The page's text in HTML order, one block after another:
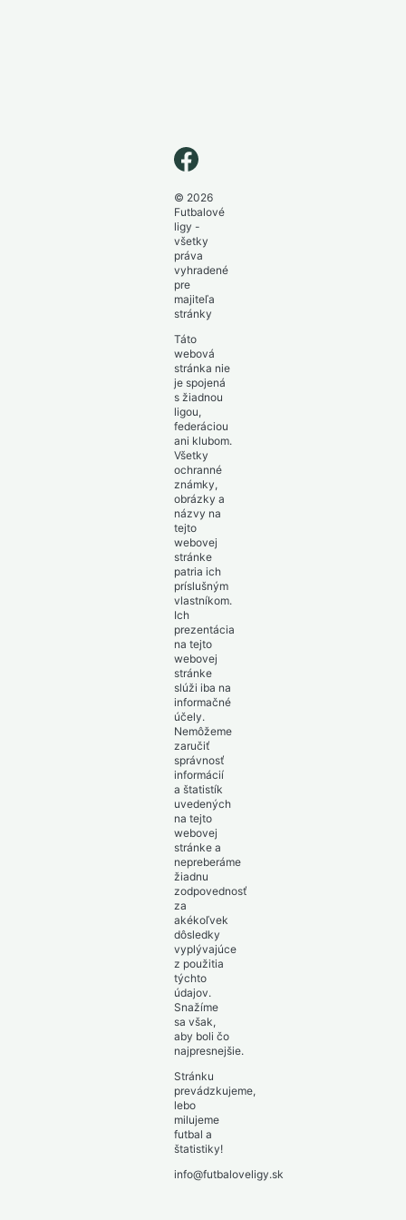
© 2026
Futbalové
ligy -
všetky
práva
vyhradené
pre
majiteľa
stránky
Táto
webová
stránka nie
je spojená
s žiadnou
ligou,
federáciou
ani klubom.
Všetky
ochranné
známky,
obrázky a
názvy na
tejto
webovej
stránke
patria ich
príslušným
vlastníkom.
Ich
prezentácia
na tejto
webovej
stránke
slúži iba na
informačné
účely.
Nemôžeme
zaručiť
správnosť
informácií
a štatistík
uvedených
na tejto
webovej
stránke a
nepreberáme
žiadnu
zodpovednosť
za
akékoľvek
dôsledky
vyplývajúce
z použitia
týchto
údajov.
Snažíme
sa však,
aby boli čo
najpresnejšie.
Stránku
prevádzkujeme,
lebo
milujeme
futbal a
štatistiky!
info@futbaloveligy.sk